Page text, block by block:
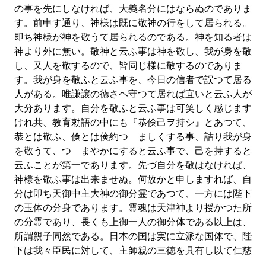
の事を先にしなければ、大義名分にはならぬのでありま
す。前申す通り、神様は既に敬神の行をして居られる。
即ち神様が神を敬うて居られるのである。神を知る者は
神より外に無い。敬神と云ふ事は神を敬し、我が身を敬
し、又人を敬するので、皆同じ様に敬するのでありま
す。我が身を敬ふと云ふ事を、今日の信者で誤つて居る
人がある。唯謙譲の徳さヘ守つて居れば宜いと云ふ人が
大分あります。自分を敬ふと云ふ事は可笑しく感じます
けれ共、教育勅語の中にも『恭倹己ヲ持シ』とあつて、
恭とは敬ふ、倹とは倹約つゝましくする事、詰り我が身
を敬うて、つゝまやかにすると云ふ事で、己を持すると
云ふことが第一であります。先づ自分を敬はなければ、
神様を敬ふ事は出来ませぬ。何故かと申しますれば、自
分は即ち天御中主大神の御分霊であつて、一方には陛下
の玉体の分身であります。霊魂は天津神より授かつた所
の分霊であり、畏くも上御一人の御分体である以上は、
所謂親子同然である。日本の国は実に立派な国体で、陛
下は我々臣民に対して、主師親の三徳を具有し以て仁慈